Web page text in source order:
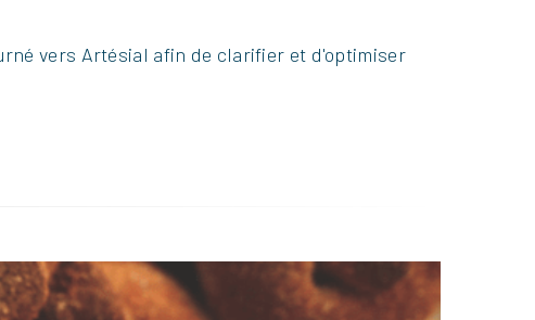
vers Artésial afin de clarifier et d'optimiser